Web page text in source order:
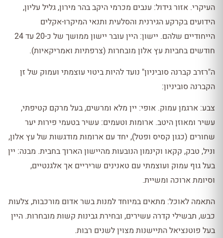
העיקרי. אזור גידול: ענבים מכרמי היקב בהר מירון, גליל עליון,
הידועים בקרקע הגירנית והסלעית ותנאי המיקרו-אקלים
הייחודיים שלהם. יישון: היין עובר יישון ממושך של כ-20 עד 24
חודשים בחביות עץ אלון מובחרות (צרפתיות ואמריקאיות).
ה"רזרב קברנה סוביניון" נועד להיות ביטוי עוצמתי ועמוק של זן
הקברנה סוביניון:
צבע: ארגמן עמוק. אופי: יין מלא ומרשים, בעל מרקם קטיפתי,
עשיר ומאוזן היטב. ארומות וטעמים: עשיר בטעמי פירות יער
שחורים (כגון קסיס ופטל), יחד עם ארומות מודגשות של עץ אלון,
וניל, טבק, קקאו וקינמון הנובעות מהיישון הארוך בחבית. מבנה: יין
בעל גוף עמוק ועוצמתי עם טאנינים שריריים אך אלגנטיים,
וסיומת ארוכה ומשיית.
התאמה לאוכל: מתאים במיוחד למנות בשר אדום מורכבות, צלעות
כבש, תבשילי קדרה עשירים, ובחירת גבינות קשות מובחרות. היין
בעל פוטנציאל התיישנות מצוין לשנים רבות.